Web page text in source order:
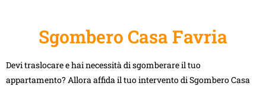
Sgombero Casa Favria
Devi traslocare e hai necessità di sgomberare il tuo
appartamento? Allora affida il tuo intervento di Sgombero Casa